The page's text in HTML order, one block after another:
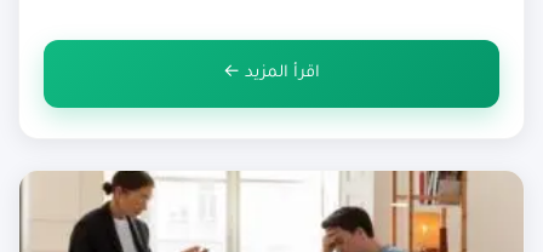
العين من المدن التي تضم نخبة من المعالجين النفسيين
اقرأ المزيد ←